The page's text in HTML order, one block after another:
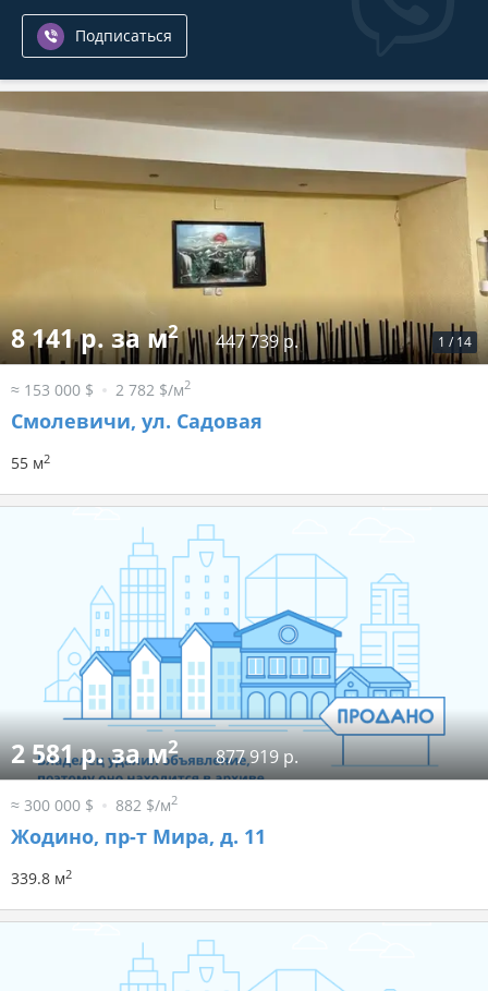
Подписаться
1 / 14
8 141 р. за м2 447 739 р.
≈ 153 000 $ 2 782 $/м2
Смолевичи, ул. Садовая
55 м2
2 581 р. за м2 877 919 р.
≈ 300 000 $ 882 $/м2
Жодино, пр-т Мира, д. 11
339.8 м2